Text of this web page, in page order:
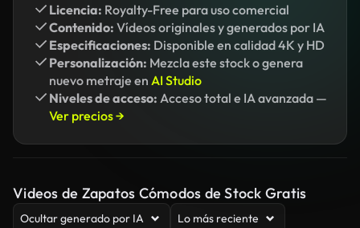
Licencia: Royalty-Free para uso comercial
Contenido: Vídeos originales y generados por IA
Especificaciones: Disponible en calidad 4K y HD
Personalización: Mezcla este stock o genera
nuevo metraje en AI Studio
Niveles de acceso: Acceso total e IA avanzada —
Ver precios →
Videos de Zapatos Cómodos de Stock Gratis
Ocultar generado por IA Lo más reciente